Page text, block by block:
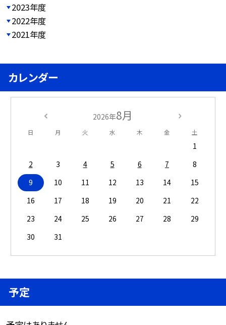
2023年度
2022年度
2021年度
カレンダー
2026年8月
日 月 火 水 木 金 土
1
2
3 4 5 6 7
8
9
10 11 12 13 14
15
16
17 18 19 20 21
22
23
24 25 26 27 28
29
30
31
予定